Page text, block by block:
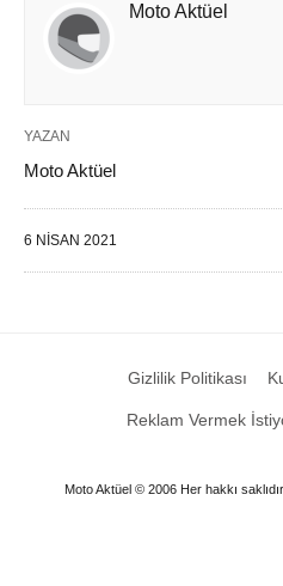
Moto Aktüel
YAZAN
Moto Aktüel
6 NISAN 2021
Gizlilik Politikası
Reklam Vermek
Moto Aktüel © 2006 Her hakkı saklıdır